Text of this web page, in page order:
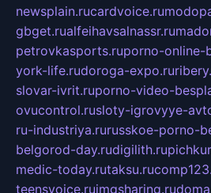
newsplain.rucardvoice.ru
gbget.rualfeihavsalnassr.ru
petrovkasports.ruporno-online-
york-life.rudoroga-expo.ru
slovar-ivrit.ruporno-video-
ovucontrol.rusloty-igrovyye-
ru-industriya.rurusskoe-porno-
belgorod-day.rudigilith.ru
medic-today.rutaksu.ru
teensvoice.ruimgsharing.ru